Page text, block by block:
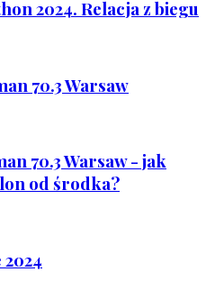
2024. Relacja z biegu
70.3 Warsaw
70.3 Warsaw - jak
od środka?